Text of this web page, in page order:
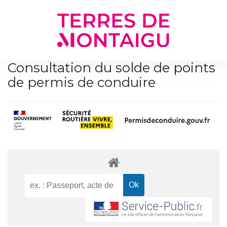
Consultation du solde de points
de permis de conduire